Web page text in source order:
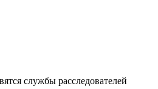
службы расследователей